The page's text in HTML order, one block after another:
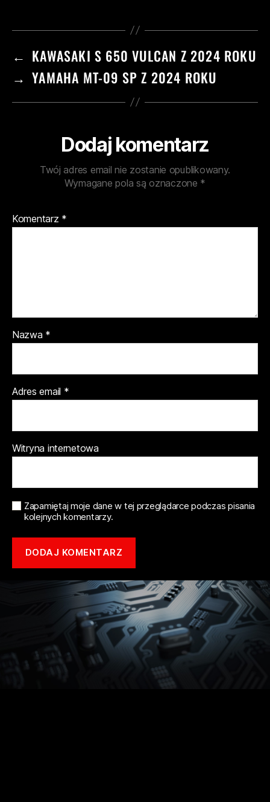
← KAWASAKI S 650 VULCAN Z 2024 ROKU
→ YAMAHA MT-09 SP Z 2024 ROKU
Dodaj komentarz
Twój adres email nie zostanie opublikowany.
Wymagane pola są oznaczone *
Komentarz *
Nazwa *
Adres email *
Witryna internetowa
Zapamiętaj moje dane w tej przeglądarce podczas pisania
kolejnych komentarzy.
Copyright © 2021 mototune.com.pl |Polityka prywatności| Stworzone w
ramachatwi.pl